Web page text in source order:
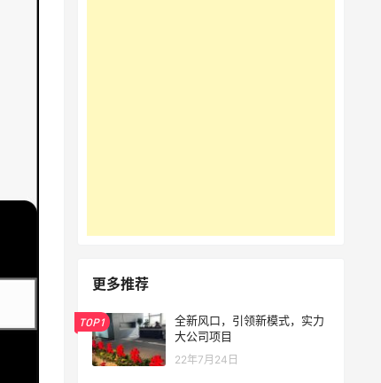
更多推荐
TOP1
全新风口，引领新模式，实力
大公司项目
22年7月24日